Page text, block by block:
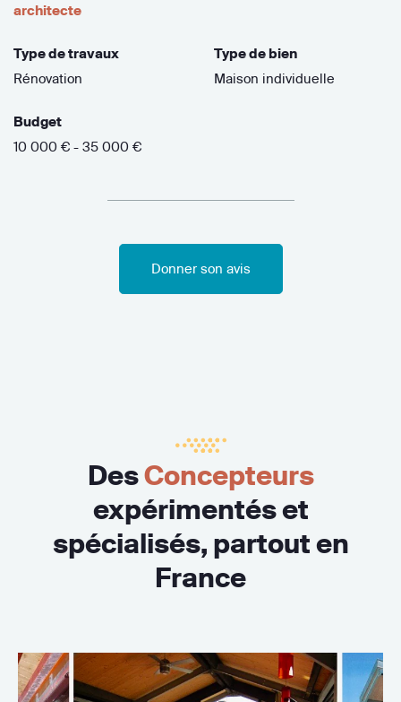
architecte
Type de travaux
Rénovation
Type de bien
Maison individuelle
Budget
10 000 € - 35 000 €
Donner son avis
DesConcepteurs
expérimentés et
spécialisés, partout en
France